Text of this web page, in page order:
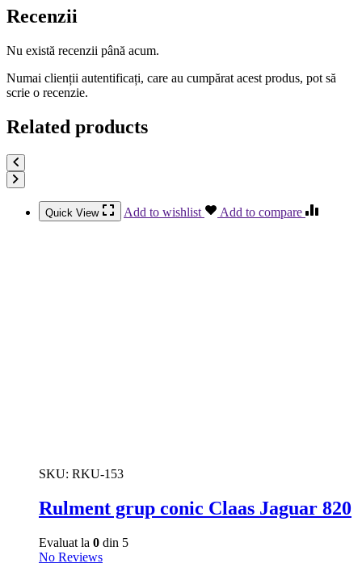
Recenzii
Nu există recenzii până acum.
Numai clienții autentificați, care au cumpărat acest produs, pot să
scrie o recenzie.
Related products
Quick View Add to wishlist Add to compare
SKU: RKU-153
Rulment grup conic Claas Jaguar 820
Evaluat la 0 din 5
No Reviews